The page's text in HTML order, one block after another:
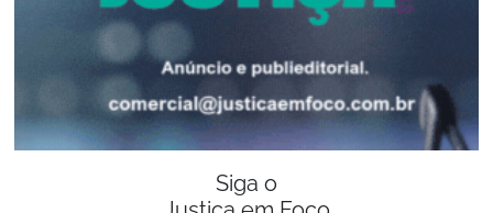
Siga o